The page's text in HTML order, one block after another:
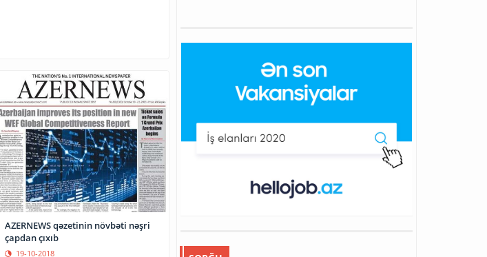
AZERNEWS qəzetinin növbəti nəşri
çapdan çıxıb
19-10-2018